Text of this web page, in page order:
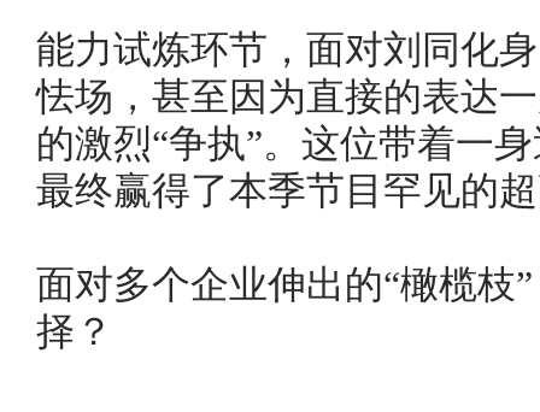
能力试炼环节，面对刘同化
怯场，甚至因为直接的表达
的激烈“争执”。这位带着一
最终赢得了本季节目罕见的
面对多个企业伸出的“橄榄枝
择？